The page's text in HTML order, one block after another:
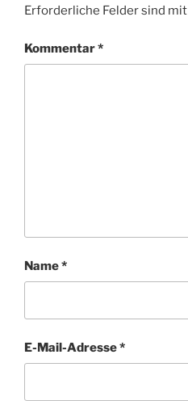
Erforderliche Felder sind mit
Kommentar*
Name*
E-Mail-Adresse*